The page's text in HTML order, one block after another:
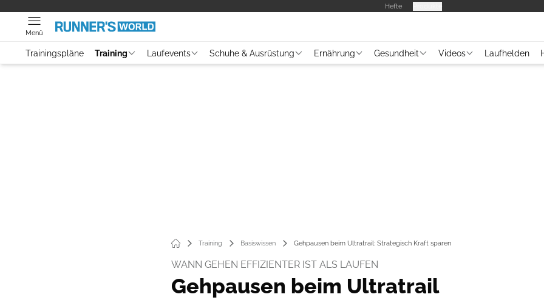
Hefte
Menü
Trainingspläne Training Laufevents Schuhe & Ausrüstung Ernährung Gesundheit Videos Laufhelden
Training Basiswissen Gehpausen beim Ultratrail: Strategisch Kraft sparen
WANN GEHEN EFFIZIENTER IST ALS LAUFEN
Gehpausen beim Ultratrail